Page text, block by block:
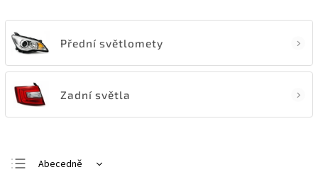
Přední světlomety
Zadní světla
Abecedně